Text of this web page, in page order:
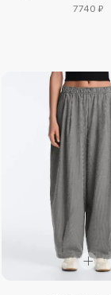
7740 ₽